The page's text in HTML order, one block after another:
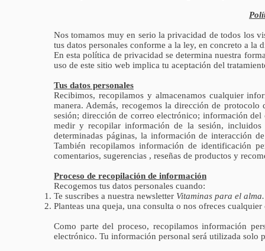
Nos tomamos muy en serio la privacidad de todos los
tus datos personales conforme a la ley, en concreto a la
En esta política de privacidad se determina nuestra
uso de este sitio web implica tu aceptación del
Tus datos personales
Recibimos, recopilamos y almacenamos cualquier
manera. Además, recogemos la dirección de
sesión; dirección de correo electrónico; información
medir y recopilar información de la sesión,
determinadas páginas, la información de interacción
También recopilamos información de identificación
comentarios, sugerencias , reseñas de productos y
Proceso de recopilación de información
Recogemos tus datos personales cuando:
Te suscribes a nuestra newsletter Vitaminas para el alma.
Planteas una queja, una consulta o nos ofreces
Como parte del proceso, recopilamos información
electrónico. Tu información personal será utilizada solo